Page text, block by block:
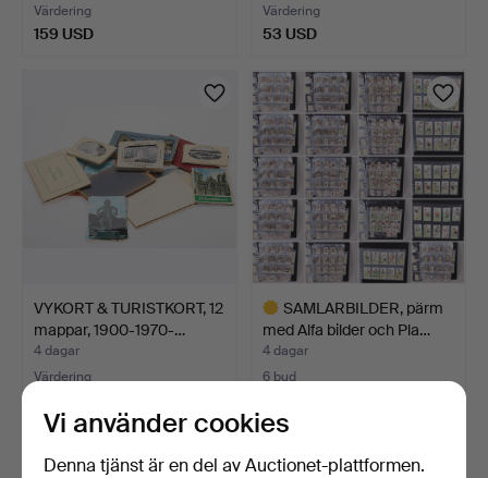
Värdering
159 USD
Värdering
53 USD
VYKORT & TURISTKORT, 12
mappar, 1900-1970-…
4 dagar
Värdering
SAMLARBILDER, pärm
med Alfa bilder och Pla…
4 dagar
6 bud
Utvalt
Vi använder cookies
Denna tjänst är en del av Auctionet-plattformen.